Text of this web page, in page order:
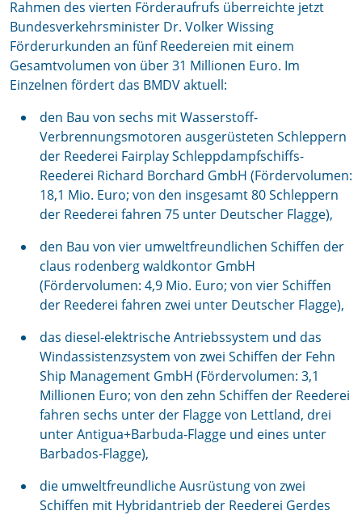
Rahmen des vierten Förderaufrufs überreichte jetzt
Bundesverkehrsminister Dr. Volker Wissing
Förderurkunden an fünf Reedereien mit einem
Gesamtvolumen von über 31 Millionen Euro. Im
Einzelnen fördert das BMDV aktuell:
den Bau von sechs mit Wasserstoff-
Verbrennungsmotoren ausgerüsteten Schleppern
der Reederei Fairplay Schleppdampfschiffs-
Reederei Richard Borchard GmbH (Fördervolumen:
18,1 Mio. Euro; von den insgesamt 80 Schleppern
der Reederei fahren 75 unter Deutscher Flagge),
den Bau von vier umweltfreundlichen Schiffen der
claus rodenberg waldkontor GmbH
(Fördervolumen: 4,9 Mio. Euro; von vier Schiffen
der Reederei fahren zwei unter Deutscher Flagge),
das diesel-elektrische Antriebssystem und das
Windassistenzsystem von zwei Schiffen der Fehn
Ship Management GmbH (Fördervolumen: 3,1
Millionen Euro; von den zehn Schiffen der Reederei
fahren sechs unter der Flagge von Lettland, drei
unter Antigua+Barbuda-Flagge und eines unter
Barbados-Flagge),
die umweltfreundliche Ausrüstung von zwei
Schiffen mit Hybridantrieb der Reederei Gerdes